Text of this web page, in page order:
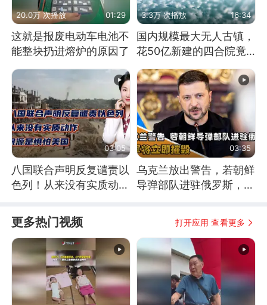
20.0万 次播放 01:29
这就是报废电动车电池不
能整块扔进熔炉的原因了
3.3万 次播放 16:34
国内规模最大无人古镇，
花50亿新建的四合院竟
03:05
八国联合声明反复谴责以
色列！从来没有实质动
03:35
乌克兰放出警告，若朝鲜
导弹部队进驻俄罗斯，乌
更多热门视频 打开应用 查看更多